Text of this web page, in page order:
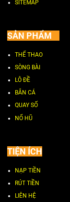
SITEMAP
SẢN PHẨM
THỂ THAO
SÒNG BÀI
LÔ ĐỀ
BẮN CÁ
QUAY SỐ
NỔ HŨ
TIỆN ÍCH
NẠP TIỀN
RÚT TIỀN
LIÊN HỆ